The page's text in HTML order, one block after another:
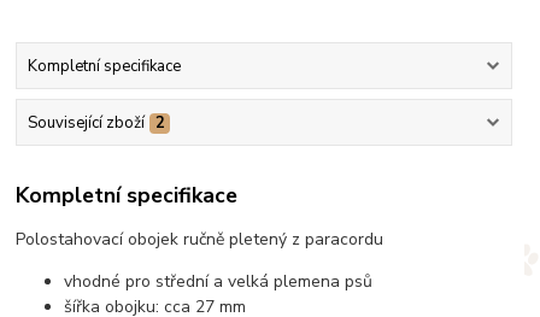
Kompletní specifikace
Související zboží 2
Kompletní specifikace
Polostahovací obojek ručně pletený z paracordu
vhodné pro střední a velká plemena psů
šířka obojku: cca 27 mm